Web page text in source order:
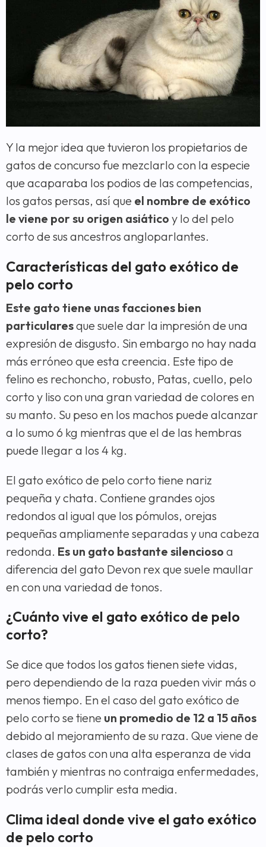
Y la mejor idea que tuvieron los propietarios de
gatos de concurso fue mezclarlo con la especie
que acaparaba los podios de las competencias,
los gatos persas, así que el nombre de exótico
le viene por su origen asiático y lo del pelo
corto de sus ancestros angloparlantes.
Características del gato exótico de
pelo corto
Este gato tiene unas facciones bien
particularesque suele dar la impresión de una
expresión de disgusto. Sin embargo no hay nada
más erróneo que esta creencia. Este tipo de
felino es rechoncho, robusto, Patas, cuello, pelo
corto y liso con una gran variedad de colores en
su manto. Su peso en los machos puede alcanzar
a lo sumo 6 kg mientras que el de las hembras
puede llegar a los 4 kg.
El gato exótico de pelo corto tiene nariz
pequeña y chata. Contiene grandes ojos
redondos al igual que los pómulos, orejas
pequeñas ampliamente separadas y una cabeza
redonda. Es un gato bastante silencioso a
diferencia del gato Devon rex que suele maullar
en con una variedad de tonos.
¿Cuánto vive el gato exótico de pelo
corto?
Se dice que todos los gatos tienen siete vidas,
pero dependiendo de la raza pueden vivir más o
menos tiempo. En el caso del gato exótico de
pelo corto se tiene un promedio de 12 a 15 años
debido al mejoramiento de su raza. Que viene de
clases de gatos con una alta esperanza de vida
también y mientras no contraiga enfermedades,
podrás verlo cumplir esta media.
Clima ideal donde vive el gato exótico
de pelo corto